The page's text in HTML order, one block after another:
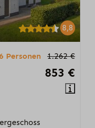
8,8
1.262 €
853 €
Personen